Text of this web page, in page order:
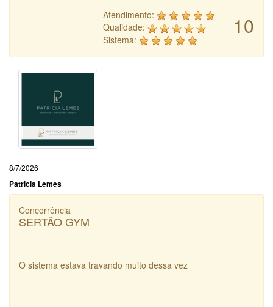
10
Atendimento:
Qualidade:
Sistema:
8/7/2026
Patricia Lemes
Concorrência
SERTÃO GYM
O sistema estava travando muito dessa vez